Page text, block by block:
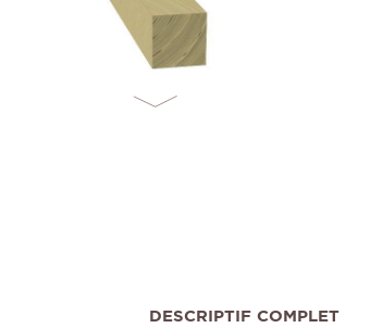
DESCRIPTIF COMPLET